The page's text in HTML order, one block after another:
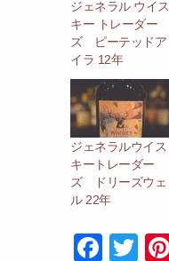
ジェネラル ウイス
キー トレーダー
ズ ピーテッドア
イラ 12年
ジェネラルウイス
キートレーダー
ズ ドリーズウェ
ル 22年
F
T